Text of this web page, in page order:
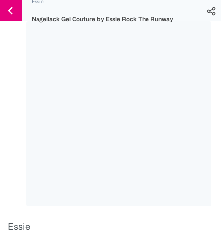
150 Ös
300 Ös
500 Ös
Weiter
zum
Essie
Nagellack Gel Couture by Essie Rock The Runway
Essie